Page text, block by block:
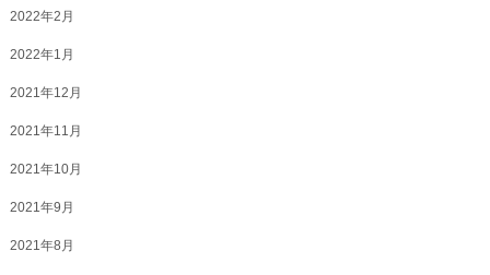
2022年2月
2022年1月
2021年12月
2021年11月
2021年10月
2021年9月
2021年8月